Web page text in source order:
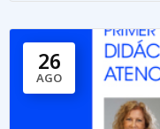
26
AGO